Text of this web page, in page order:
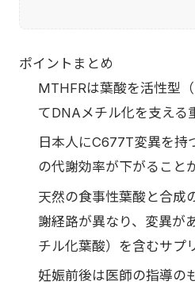
ポイントまとめ
MTHFRは葉酸を活性型
てDNAメチル化を支える
日本人にC677T変異を持
の代謝効率が下がること
天然の食事性葉酸と合成
謝経路が異なり、変異が
チル化葉酸）を含むサプ
妊娠前後は医師の指導の